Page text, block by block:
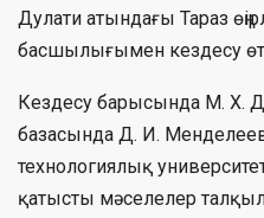
Дулати атындағы Тараз
басшылығымен кездесу
Кездесу барысында М. Х.
базасында Д. И.
технологиялық
қатысты мәселелер